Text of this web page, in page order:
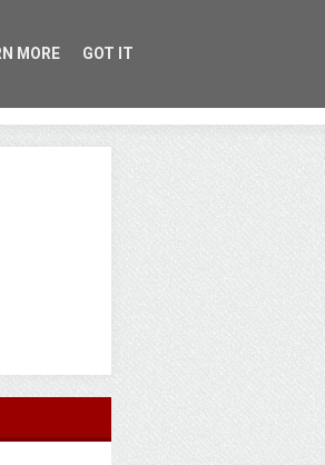
MORE GOT IT